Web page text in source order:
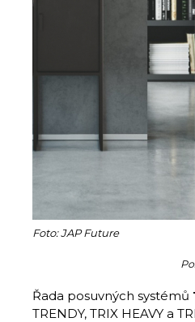
Foto: JAP Future
Řada posuvných systémů
TRENDY, TRIX HEAVY a